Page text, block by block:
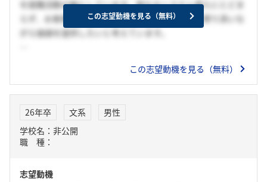
を就職活動の軸としています。単なるシステム導入にとどま
らず、お客様の業務や背景を深く理解し、変化に寄り添いな
がら価値を提供したいと考えています。
の販売パートナーと連携しながら、エンドユーザーの課題に
セキュリティなど先進的な技術への対応力は、変化の激しい
IT業界において非常に柔軟かつ信頼性の高い提案を可能にし
ていると感じました。
また、貴社のような安定した経営基盤と幅広いソリューショ
この志望動機を見る（無料）
この志望動機を見る（無料）
26年卒 文系
男性
学校名：非公開
職 種：
志望動機